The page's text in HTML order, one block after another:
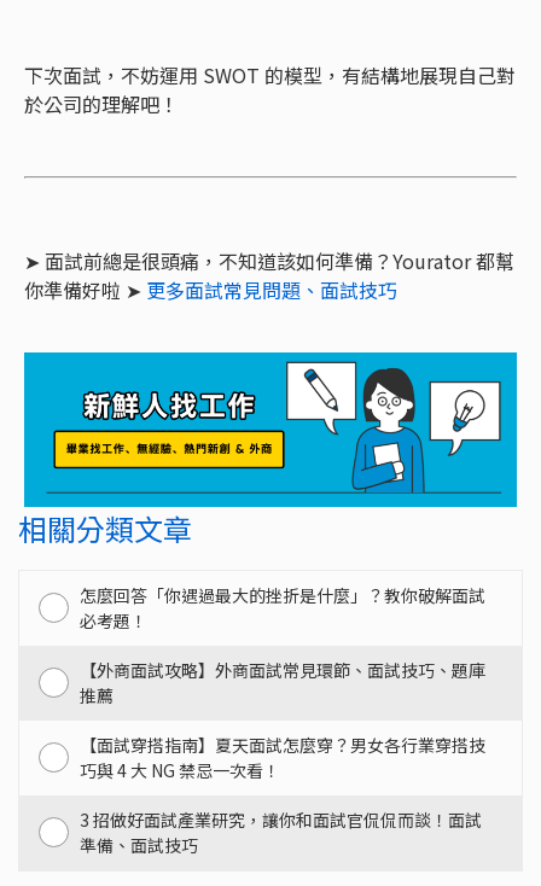
下次面試，不妨運用 SWOT 的模型，有結構地展現自己對
於公司的理解吧！
➤ 面試前總是很頭痛，不知道該如何準備？Yourator 都幫
你準備好啦 ➤ 更多面試常見問題、面試技巧
相關分類文章
怎麼回答「你遇過最大的挫折是什麼」？教你破解面試
必考題！
【外商面試攻略】外商面試常見環節、面試技巧、題庫
推薦
【面試穿搭指南】夏天面試怎麼穿？男女各行業穿搭技
巧與 4 大 NG 禁忌一次看！
3 招做好面試產業研究，讓你和面試官侃侃而談！面試
準備、面試技巧